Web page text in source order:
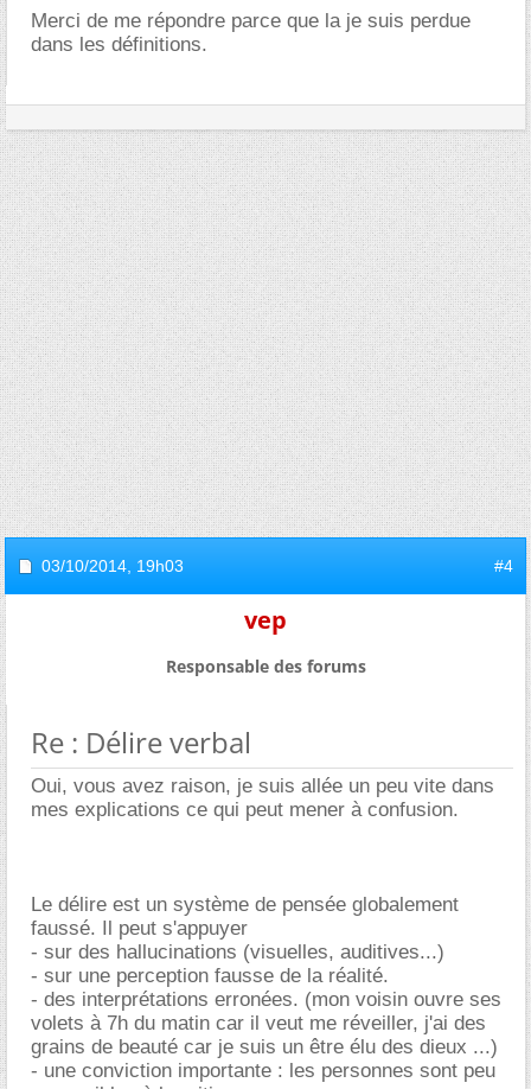
Merci de me répondre parce que la je suis perdue
dans les définitions.
03/10/2014, 19h03 #4
vep
Responsable des forums
Re : Délire verbal
Oui, vous avez raison, je suis allée un peu vite dans
mes explications ce qui peut mener à confusion.
Le délire est un système de pensée globalement
faussé. Il peut s'appuyer
- sur des hallucinations (visuelles, auditives...)
- sur une perception fausse de la réalité.
- des interprétations erronées. (mon voisin ouvre ses
volets à 7h du matin car il veut me réveiller, j'ai des
grains de beauté car je suis un être élu des dieux ...)
- une conviction importante : les personnes sont peu